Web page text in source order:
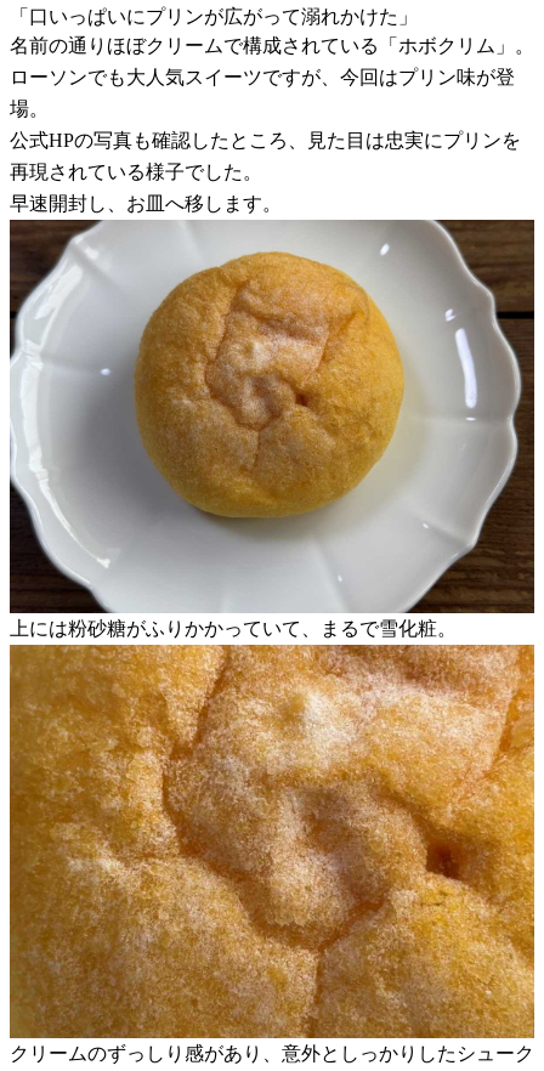
「口いっぱいにプリンが広がって溺れかけた」
名前の通りほぼクリームで構成されている「ホボクリム」。
ローソンでも大人気スイーツですが、今回はプリン味が登
場。
公式HPの写真も確認したところ、見た目は忠実にプリンを
再現されている様子でした。
早速開封し、お皿へ移します。
上には粉砂糖がふりかかっていて、まるで雪化粧。
クリームのずっしり感があり、意外としっかりしたシューク